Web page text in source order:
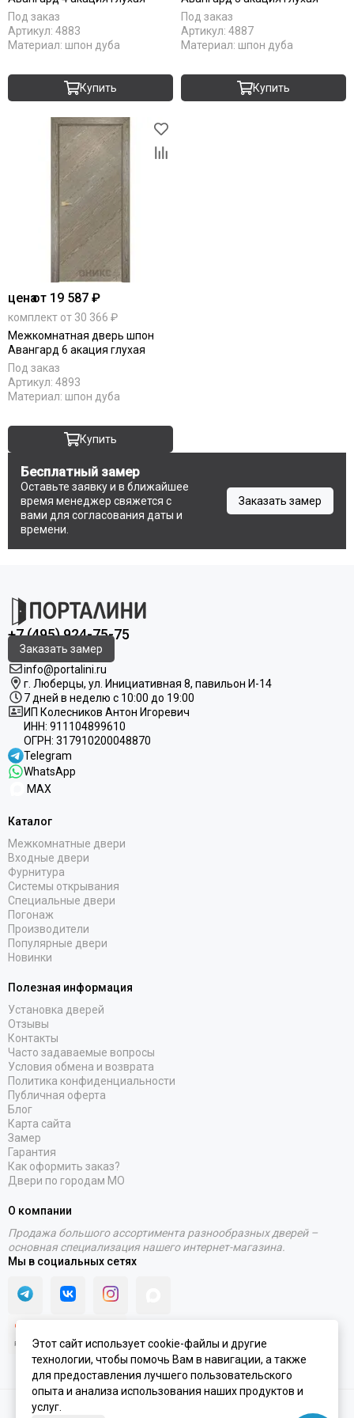
Коричневые
Крем
Латте
Манхеттен
Пацифик
Cерый кедр
Снежный кедр
Серена керамик
Слоновая кость
Снежная королева
Серебро
С патиной
Светлые
Тёмный анегри
Черные
Шампань
Ясень
Antic loft
Grey matt
White matt
RAL 9003
RAL 7047
RAL 7044
RAL 7016
RAL 9010
Stone oak
White silk
Под покраску
Под заказ
Артикул: 4883
Материал: шпон дуба
Купить
Под заказ
Артикул: 4887
Материал: шпон дуба
Купить
ценаот 19 587 ₽
комплект от 30 366 ₽
Межкомнатная дверь шпон
Авангард 6 акация глухая
Под заказ
Артикул: 4893
Материал: шпон дуба
Купить
Бесплатный замер
Оставьте заявку и в ближайшее
время менеджер свяжется с
вами для согласования даты и
времени.
Заказать замер
+7 (495) 924-75-75
Заказать замер
info@portalini.ru
г. Люберцы, ул. Инициативная 8, павильон И-14
7 дней в неделю с 10:00 до 19:00
ИП Колесников Антон Игоревич
ИНН: 911104899610
ОГРН: 317910200048870
Telegram
WhatsApp
MAX
Каталог
Межкомнатные двери
Входные двери
Фурнитура
Системы открывания
Специальные двери
Погонаж
Производители
Популярные двери
Новинки
Полезная информация
Установка дверей
Отзывы
Контакты
Часто задаваемые вопросы
Условия обмена и возврата
Политика конфиденциальности
Публичная оферта
Блог
Карта сайта
Замер
Гарантия
Как оформить заказ?
Двери по городам МО
О компании
Продажа большого ассортимента разнообразных дверей –
основная специализация нашего интернет-магазина.
Мы в социальных сетях
2020 - 2026 © Интернет-магазин PORTALINI | ИП Колесников Антон
Этот сайт использует cookie-файлы и другие
технологии, чтобы помочь Вам в навигации, а также
для предоставления лучшего пользовательского
опыта и анализа использования наших продуктов и
услуг.